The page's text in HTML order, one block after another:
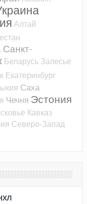
Алтай
Санкт-
Беларусь Залесье
Екатеринбург
Саха
Чечня Эстония
Кавказ
Северо-Запад